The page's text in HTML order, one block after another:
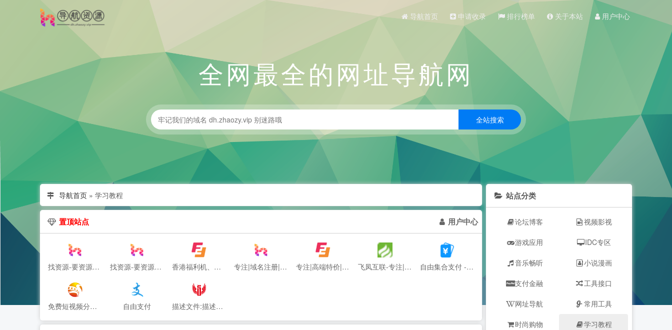
导航首页 申请收录 排行榜单 关于本站 用户中心
全网最全的网址导航网
导航首页 » 学习教程
置顶站点 用户中心
找资源-要资源就上找资源|专业提供,免费资源,活动资源,源码资源,励志打造全网最好最全的资源大全 - 找资源-要资源就上找资源|专业提供,免费资源,活动资源,源码资源,励志打造全网最好最全的资源大全- 香港福利机、香港云服务器、美国站群VPS及物理主机提供商 专注|域名注册|com域名|cn域名|vip域名|pw域名|优质域名|无限空间|免费试用|ssl证书|-飞凤互联 专注|高端特价|活动主机| 无套路|续费同价|等主机服务器产品 - 飞凤互联 飞凤互联-专注|云主机|云空间|vps主机|拨号vps|虚拟主机|挂机宝|电信服务器|香港服务器 自由集合支付 - 行业领先的免签约支付平台
免费短视频分享大全 - 飞凤影视 自由支付 描述文件:描述文件生成,描述文件制作,IOS描述文件,描述文件转APP,免签苹果APP,免费在线描述文件封装,APP专家
站点分类
论坛博客 视频影视
游戏应用 IDC专区
音乐畅听 小说漫画
支付金融 工具接口
网址导航 常用工具
时尚购物 学习教程